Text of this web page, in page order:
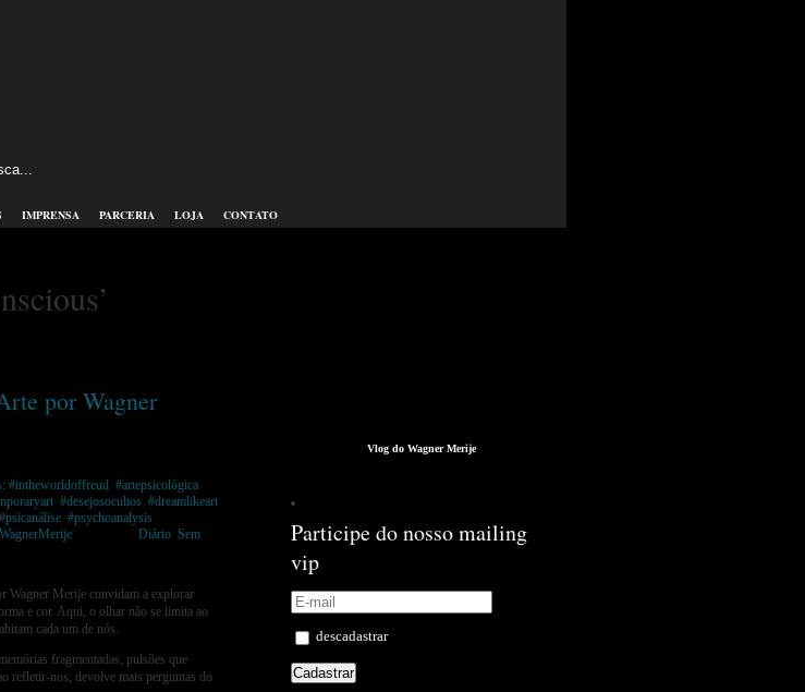
IMPRENSA PARCERIA LOJA CONTATO
por Wagner
#intheworldoffreud #artepsicológica
#desejosocultos #dreamlikeart
#psicanálise #psychoanalysis
Diário Sem
Wagner Merije convidam a explorar
e cor. Aqui, o olhar não se limita ao
cada um de nós.
fragmentadas, pulsões que
refletir-nos, devolve mais perguntas do
Vlog do Wagner Merije
Participe do nosso mailing
vip
descadastrar